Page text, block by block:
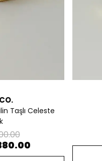
Taşlı Celeste